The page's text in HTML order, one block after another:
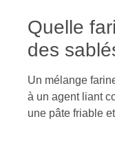
Quelle
des
Un mélange
à un agent liant
une pâte friable